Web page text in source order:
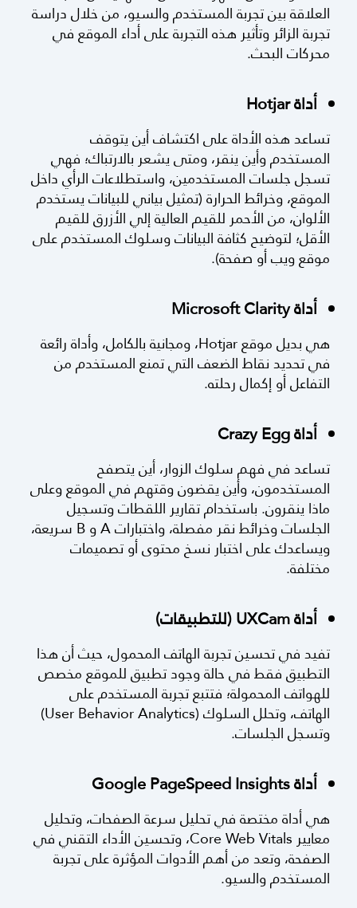
والصفحات التي تعاني من نقص في معدلات النقر
CTA، ومشاكل الفهرسة. فمن خلالها يمكن متابعة
العلاقة بين تجربة المستخدم والسيو، من خلال دراسة
محركات البحث.
أداة Hotjar
تساعد هذه الأداة على اكتشاف أين يتوقف
المستخدم وأين ينقر، ومتى يشعر بالارتباك؛ فهي
تسجل جلسات المستخدمين، واستطلاعات الرأي داخل
الموقع، وخرائط الحرارة (تمثيل بياني للبيانات يستخدم
الألوان، من الأحمر للقيم العالية إلي الأزرق للقيم
موقع ويب أو صفحة).
أداة Microsoft Clarity
التفاعل أو إكمال رحلته.
أداة Crazy Egg
تساعد في فهم سلوك الزوار، أين يتصفح
المستخدمون، وأين يقضون وقتهم في الموقع وعلى
ماذا ينقرون. باستخدام تقارير اللقطات وتسجيل
مختلفة.
أداة UXCam (للتطبيقات)
تفيد في تحسين تجربة الهاتف المحمول، حيث أن هذا
التطبيق فقط في حالة وجود تطبيق للموقع مخصص
للهواتف المحمولة؛ فتتبع تجربة المستخدم على
وتسجل الجلسات.
أداة Google PageSpeed Insights
هي أداة مختصة في تحليل سرعة الصفحات، وتحليل